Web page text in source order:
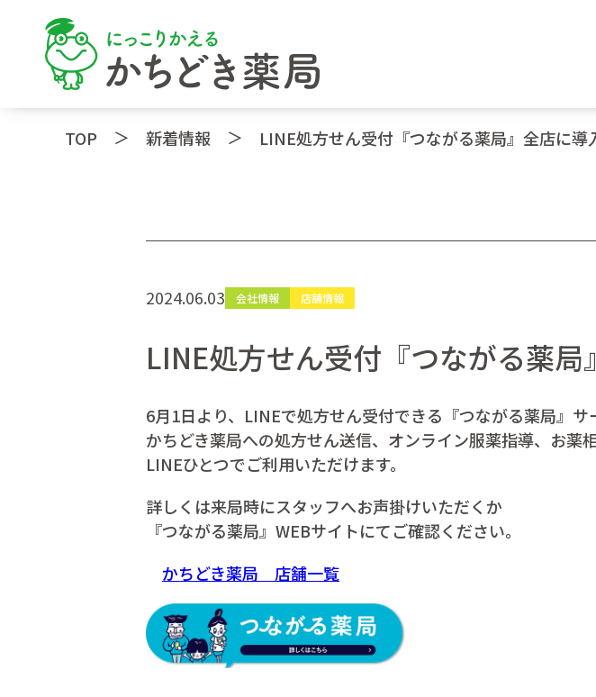
TOP ＞ 新着情報 ＞ LINE処方せん受付『つながる薬局』全店に導
2024.06.03 会社情報 店舗情報
LINE処方せん受付『つながる薬
6月1日より、LINEで処方せん受付できる 『つながる薬局』 サ
かちどき薬局への処方せん送信、オンライン服薬指導、お薬
LINEひとつでご利用いただけます。
詳しくは来局時にスタッフへお声掛けいただくか
『つながる薬局』WEBサイトにてご確認ください。
かちどき薬局 店舗一覧